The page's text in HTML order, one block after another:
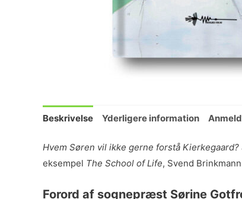
Beskrivelse Yderligere information
Hvem Søren vil ikke gerne forstå Kierkegaard?
eksempel The School of Life, Svend
Forord af sognepræst Sørine